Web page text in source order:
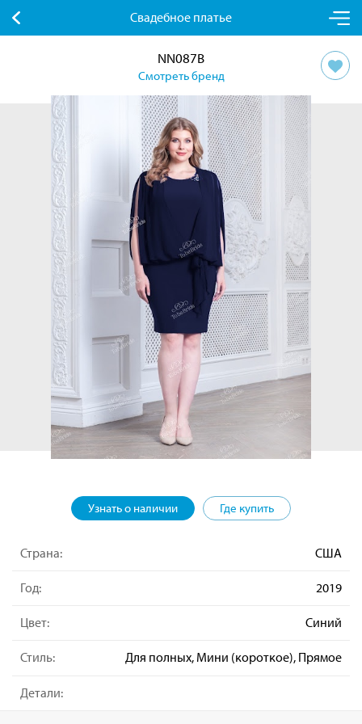
Свадебное платье
NN087B
Смотреть бренд
Узнать о наличии Где купить
Страна: США
Год: 2019
Цвет: Синий
Стиль: Для полных, Мини (короткое), Прямое
Детали: